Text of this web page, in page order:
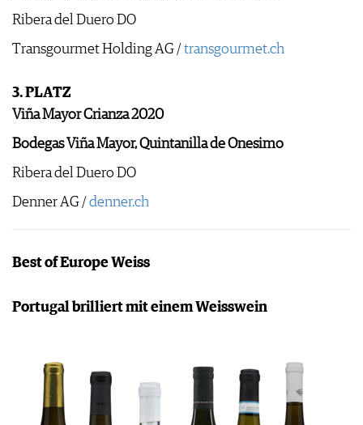
Ribera del Duero DO
Transgourmet Holding AG / transgourmet.ch
3. PLATZ
Viña Mayor Crianza 2020
Bodegas Viña Mayor, Quintanilla de Onesimo
Ribera del Duero DO
Denner AG / denner.ch
Best of Europe Weiss
Portugal brilliert mit einem Weisswein